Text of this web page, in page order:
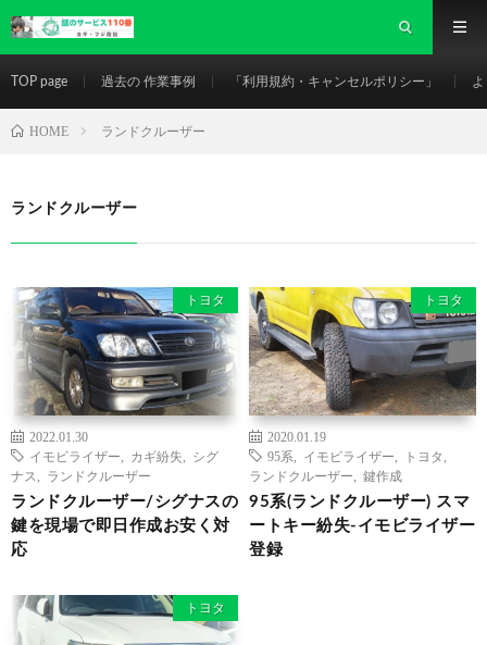
TOP page 過去の 作業事例 「利用規約・キャンセルポリシー」
HOME ランドクルーザー
ランドクルーザー
トヨタ
2022.01.30
イモビライザー
カギ紛失
シグ
ナス
ランドクルーザー
ランドクルーザー/シグナスの
鍵を現場で即日作成お安く対
応
トヨタ
2020.01.19
95系
イモビライザー トヨタ
ランドクルーザー
鍵作成
95系(ランドクルーザー) スマ
ートキー紛失-イモビライザー
登録
トヨタ